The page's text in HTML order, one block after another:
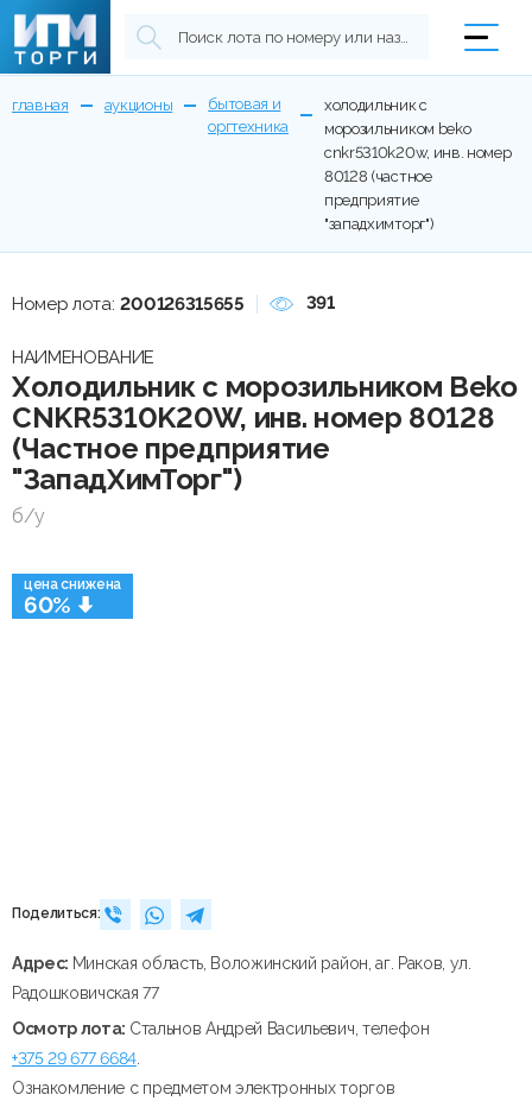
главная аукционы
бытовая и
оргтехника
холодильник с
морозильником beko
cnkr5310k20w, инв. номер
80128 (частное
предприятие
"западхимторг")
цена снижена
60%
Поделиться:
Номер лота: 200126315655 391
НАИМЕНОВАНИЕ
Холодильник с морозильником Beko
CNKR5310K20W, инв. номер 80128
(Частное предприятие
"ЗападХимТорг")
б/у
Адрес: Минская область, Воложинский район, аг. Раков, ул.
Радошковичская 77
Осмотр лота: Стальнов Андрей Васильевич, телефон
+375 29 677 6684.
Ознакомление с предметом электронных торгов